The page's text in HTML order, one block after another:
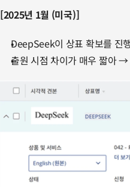
[2025년 1월 (미국)]
DeepSeek이 상표 확보를 진
출원 시점 차이가 매우 짧아